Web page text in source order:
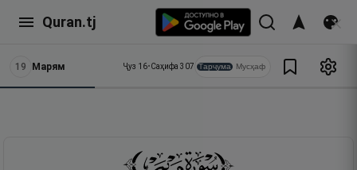
Quran.tj
19 Марям Ҷуз 16•Саҳифа 307 Тарҷума Мусҳаф